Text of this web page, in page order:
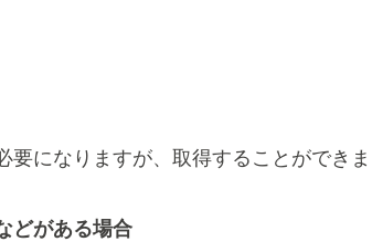
になりますが、取得することができま
どがある場合